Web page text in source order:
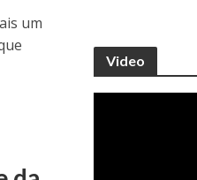
um
Video